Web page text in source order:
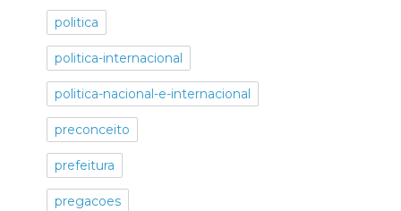
politica
politica-internacional
politica-nacional-e-internacional
preconceito
prefeitura
pregacoes